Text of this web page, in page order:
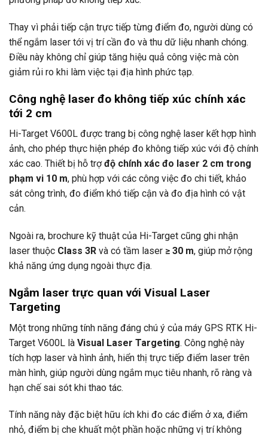
Thay vì phải tiếp cận trực tiếp từng điểm đo, người dùng có
thể ngắm laser tới vị trí cần đo và thu dữ liệu nhanh chóng.
Điều này không chỉ giúp tăng hiệu quả công việc mà còn
giảm rủi ro khi làm việc tại địa hình phức tạp.
Công nghệ laser đo không tiếp xúc chính xác
tới 2 cm
Hi-Target V600L được trang bị công nghệ laser kết hợp hình
ảnh, cho phép thực hiện phép đo không tiếp xúc với độ chính
xác cao. Thiết bị hỗ trợđộ chính xác đo laser 2 cm trong
phạm vi 10 m, phù hợp với các công việc đo chi tiết, khảo
sát công trình, đo điểm khó tiếp cận và đo địa hình có vật
cản.
Ngoài ra, brochure kỹ thuật của Hi-Target cũng ghi nhận
laser thuộc Class 3R và có tầm laser ≥ 30 m, giúp mở rộng
khả năng ứng dụng ngoài thực địa.
Ngắm laser trực quan với Visual Laser
Targeting
Một trong những tính năng đáng chú ý của máy GPS RTK Hi-
Target V600L là Visual Laser Targeting. Công nghệ này
tích hợp laser và hình ảnh, hiển thị trực tiếp điểm laser trên
màn hình, giúp người dùng ngắm mục tiêu nhanh, rõ ràng và
hạn chế sai sót khi thao tác.
Tính năng này đặc biệt hữu ích khi đo các điểm ở xa, điểm
nhỏ, điểm bị che khuất một phần hoặc những vị trí không